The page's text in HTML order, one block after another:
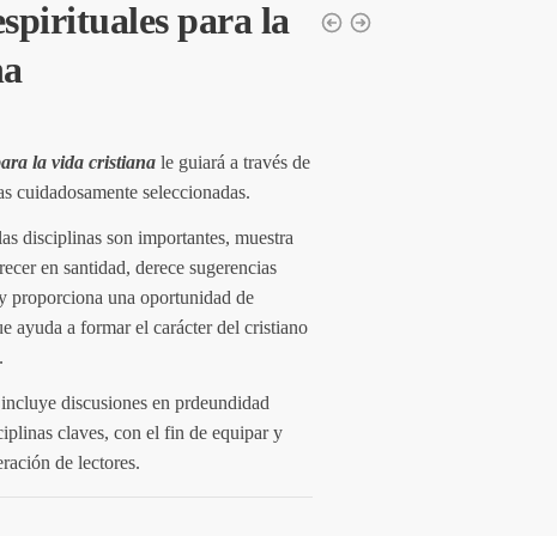
para la
la vida cristianale guiará a través de
cuidadosamente seleccionadas.
disciplinas son importantes, muestra
en santidad, derece sugerencias
proporciona una oportunidad de
ayuda a formar el carácter del cristiano
discusiones en prdeundidad
claves, con el fin de equipar y
de lectores.